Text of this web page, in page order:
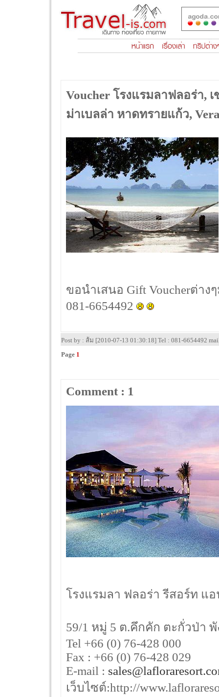
Voucher โรงแรมลาฟลอร่า,
ม่าเบลล่า หาดทรายแก้ว,
ขอนำเสนอ Gift Voucherต่า
081-6654492
Post by : ส้ม [2010-07-13 01:30:18] Tel : 081-6654492
Page 1
Comment : 1
โรงแรมลา ฟลอร่า รีสอร์ท แอ
59/1 หมู่ 5 ต.คึกคัก ตะกั่วป่า
Tel +66 (0) 76-428 000
Fax : +66 (0) 76-428 029
E-mail :
เว็บไซต์:http://